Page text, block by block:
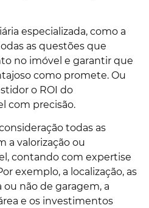
especializada, como a
as questões que
no imóvel e garantir que
como promete. Ou
o ROI do
com precisão.
todas as
a valorização ou
contando com expertise
exemplo, a localização, as
ou não de garagem, a
e os investimentos